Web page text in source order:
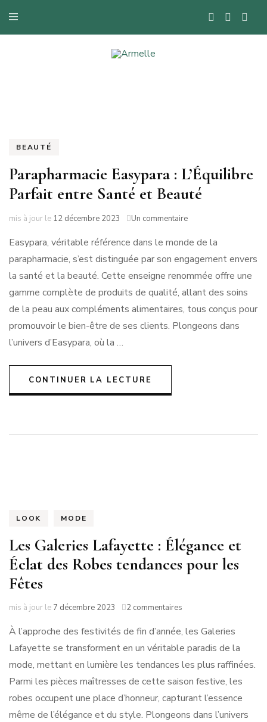
Blog mode à Nantes, lifestyle, beauté et bons plans.
BEAUTÉ
Parapharmacie Easypara : L’Équilibre
Parfait entre Santé et Beauté
mis à jour le 12 décembre 2023 Un commentairesur
Easypara
L’Équilibre
Parfait
entre
et
Beauté
Easypara, véritable référence dans le monde de la
parapharmacie, s’est distinguée par son engagement envers
la santé et la beauté. Cette enseigne renommée offre une
gamme complète de produits de qualité, allant des soins
de la peau aux compléments alimentaires, tous conçus pour
promouvoir le bien-être de ses clients. Plongeons dans
l’univers d’Easypara, où la …
CONTINUER LA LECTURE
LOOK MODE
Les Galeries Lafayette : Élégance et
Éclat des Robes tendances pour les
Fêtes
mis à jour le 7 décembre 2023 2 commentaires
Galeries
Lafayette
:
Élégance
et
des
Robes
À l’approche des festivités de fin d’année, les Galeries
Lafayette se transforment en un véritable paradis de la
mode, mettant en lumière les tendances les plus raffinées.
Parmi les pièces maîtresses de cette saison festive, les
robes occupent une place d’honneur, capturant l’essence
même de l’élégance et du style. Plongeons dans l’univers